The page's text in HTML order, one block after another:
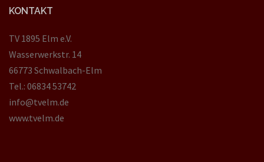
KONTAKT
TV 1895 Elm e.V.
Wasserwerkstr. 14
66773 Schwalbach-Elm
Tel.: 06834 53742
info@tvelm.de
www.tvelm.de